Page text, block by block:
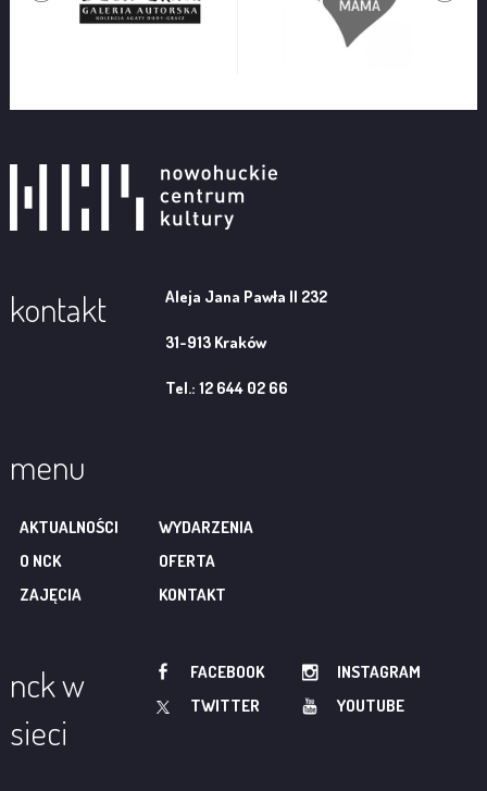
kontakt Aleja Jana Pawła II 232
31-913 Kraków
Tel.: 12 644 02 66
menu
AKTUALNOŚCI
WYDARZENIA
O NCK
OFERTA
ZAJĘCIA
KONTAKT
nck w
sieci
FACEBOOK
INSTAGRAM
TWITTER
YOUTUBE